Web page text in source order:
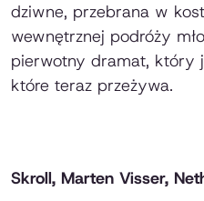
dziwne, przebrana w
wewnętrznej podróży
pierwotny dramat, który
które teraz przeżywa.
Skroll, Marten Visser,